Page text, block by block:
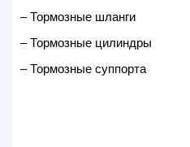
– Тормозные шланги
– Тормозные цилиндры
– Тормозные суппорта